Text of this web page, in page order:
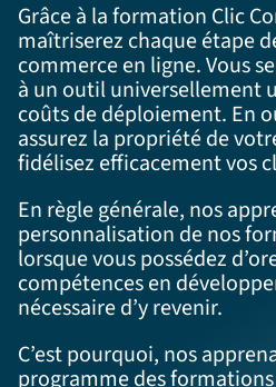
Grâce à la formation Clic
maîtriserez chaque étape
commerce en ligne. Vous
à un outil universellement
coûts de déploiement. En
assurez la propriété de
fidélisez efficacement vos
En règle générale, nos
personnalisation de nos
lorsque vous possédez
compétences en
nécessaire d’y revenir.
C’est pourquoi, nos
programme des